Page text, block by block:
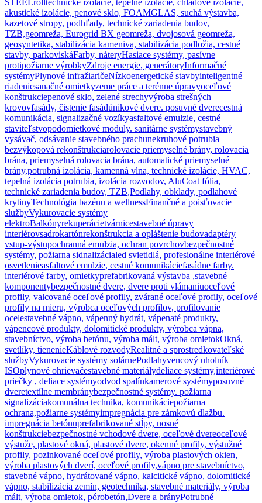
STEELroll technické izolácie, tepelné izolácie, chladové izolácie,
akustické izolácie, penové sklo, FOAMGLAS, suchá výstavba,
kazetové stropy, podhľady, technické zariadenia budov,
TZB,geomreža, Eurogrid BX geomreža, dvojosová geomreža,
geosyntetika, stabilizácia kameniva, stabilizácia podložia, cestné
stavby, parkoviskáFarby, náteryHasiace systémy, pasívne
protipožiarne výrobkyZdroje energie, generátoryInformačné
systémyPlynové infražiaričeNízkoenergetické stavbyinteligentné
riadeniesanačné omietkyzeme práce a terénne úpravyoceľové
konštrukciepenové sklo, zelené strechyvýroba strešných
krovovfasády, čistenie fasádúnikové dvere. posuvné dverecestná
komunikácia, signalizačné vozíkyasfaltové emulzie, cestné
staviteľstvopodomietkové moduly. sanitárne systémystavebný
vysávač, odsávanie stavebného prachunekruhové potrubia
bezvýkopová rekonštrukciarolovacie priemyselné brány, rolovacia
brána, priemyselná rolovacia brána, automatické priemyselné
brány,potrubná izolácia, kamenná vlna, technické izolácie, HVAC,
tepelná izolácia potrubia, izolácia rozvodov, AluCoat fólia,
technické zariadenia budov, TZB,Podlahy, obklady, podlahové
krytinyTechnológia bazénu a wellnessFinančné a poisťovacie
službyVykurovacie systémy
elektroBalkónyrekuperácietvárnicestavebné úpravy
interiérovsadrokartónrekonštrukcia a opláštenie budovadaptéry
vstup-výstupochranná emulzia, ochran povrchovbezpečnostné
systémy, požiarna sidnalizácialed svietidlá, profesionálne interiérové
osvetlenieasfaltové emulzie, cestné komunikáciefasádne farby.
interiérové farby, omietkyprefabrikovaná výstavba ,stavebné
komponentybezpečnostné dvere, dvere proti vlámaniuoceľové
profily, valcované oceľové profily, zvárané oceľové profily, oceľové
profily na mieru, výrobca oceľových profilov, profilovanie
ocelestavebné vápno, vápenný hydrát, vápenaté produkty,
vápencové produkty, dolomitické produkty, výrobca vápna,
stavebníctvo, výroba betónu, výroba mált, výroba omietokOkná,
svetlíky, tienenieKáblové rozvodyRealitné a sprostredkovateľské
službyVykurovacie systémy solárnePodlahyvencový uholník
ISOplynové ohrievačestavebné materiálydeliace systémy,interiérové
priečky , deliace systémyodvod spalínkamerové systémyposuvné
dveretextílne membránybezpečnostné systémy. požiarna
signalizáciakomunálna technika, komunikáciepožiarna
ochrana,požiarne systémyimpregnácia pre zámkovú dlažbu.
impregnácia betónuprefabrikované stĺpy, nosné
konštrukciebezpečnostné vchodové dvere, oceľové dvereoceľové
výstuže, plastové okná, plastové dvere, okenné profily, výstužné
profily, pozinkované oceľové profily, výroba plastových okien,
výroba plastových dverí, oceľové profily,vápno pre stavebníctvo,
stavebné vápno, hydrátované vápno, kalcitické vápno, dolomitické
vápno, stabilizácia zemín, geotechnika, stavebné materiály, výroba
mált, výroba omietok, pórobetón,Dvere a brányPotrubné